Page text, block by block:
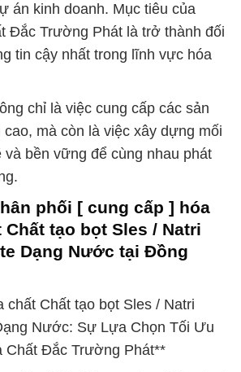
án kinh doanh. Mục tiêu của
Đắc Trường Phát là trở thành đối
tin cậy nhất trong lĩnh vực hóa
chỉ là việc cung cấp các sản
mà còn là việc xây dựng mối
và bền vững để cùng nhau phát
phối [ cung cấp ] hóa
tạo bọt Sles / Natri
Dạng Nước tại Đồng
chất Chất tạo bọt Sles / Natri
Nước: Sự Lựa Chọn Tối Ưu
Chất Đắc Trường Phát**